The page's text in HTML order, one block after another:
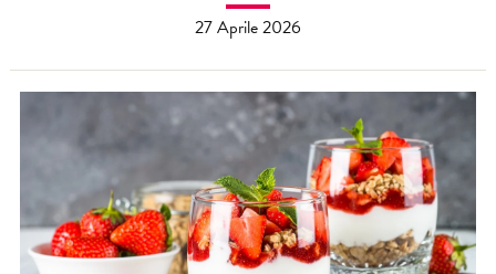
27 Aprile 2026